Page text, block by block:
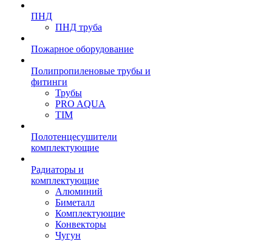
ПНД
ПНД труба
Пожарное оборудование
Полипропиленовые трубы и
фитинги
Трубы
PRO AQUA
TIM
Полотенцесушители
комплектующие
Радиаторы и
комплектующие
Алюминий
Биметалл
Комплектующие
Конвекторы
Чугун